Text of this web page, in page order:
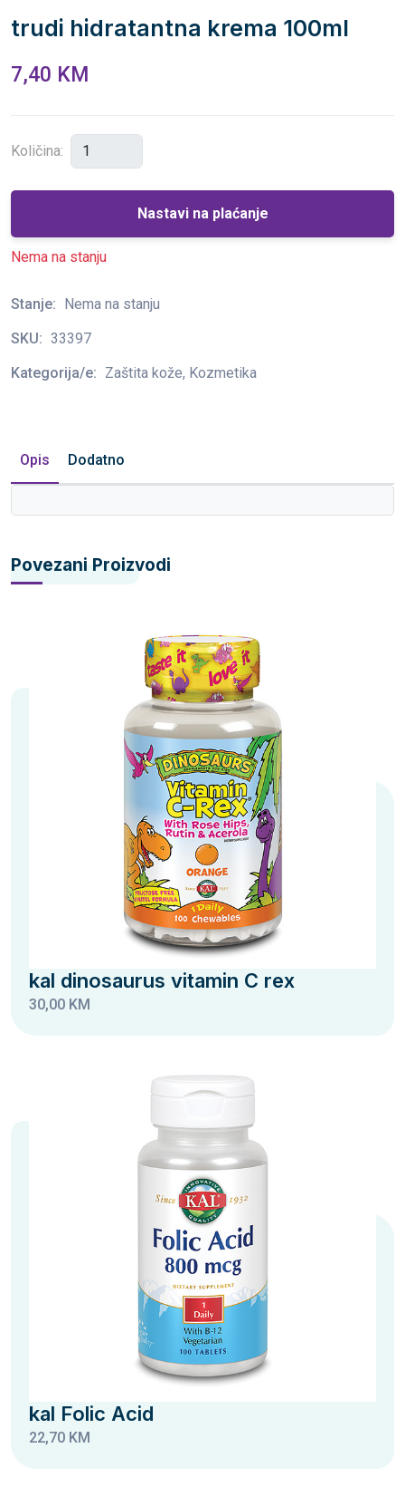
trudi hidratantna krema 100ml
7,40 KM
Količina:
Nastavi na plaćanje
Nema na stanju
Stanje: Nema na stanju
SKU: 33397
Kategorija/e: Zaštita kože, Kozmetika
Opis Dodatno
Povezani Proizvodi
kal dinosaurus vitamin C rex
30,00 KM
kal Folic Acid
22,70 KM